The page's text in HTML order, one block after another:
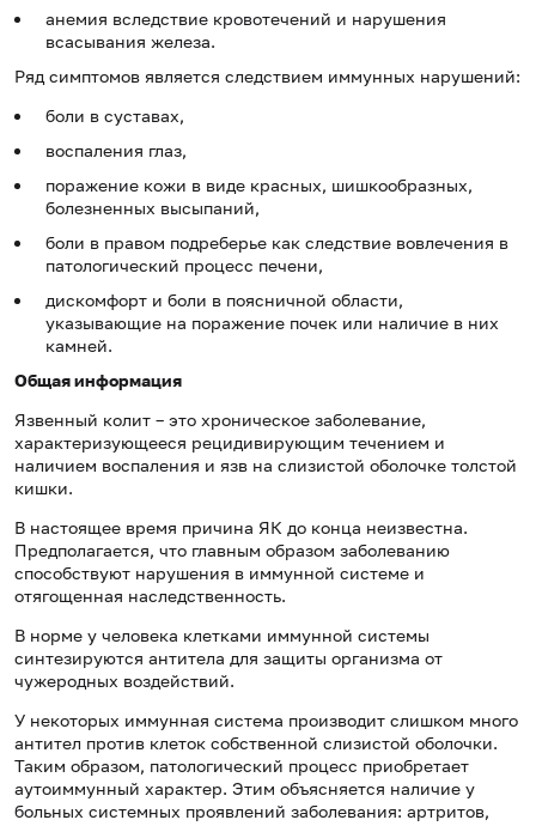
анемия вследствие кровотечений и нарушения
всасывания железа.
Ряд симптомов является следствием иммунных нарушений:
боли в суставах,
воспаления глаз,
поражение кожи в виде красных, шишкообразных,
болезненных высыпаний,
боли в правом подреберье как следствие вовлечения в
патологический процесс печени,
дискомфорт и боли в поясничной области,
указывающие на поражение почек или наличие в них
камней.
Общая информация
Язвенный колит – это хроническое заболевание,
характеризующееся рецидивирующим течением и
наличием воспаления и язв на слизистой оболочке толстой
кишки.
В настоящее время причина ЯК до конца неизвестна.
Предполагается, что главным образом заболеванию
способствуют нарушения в иммунной системе и
отягощенная наследственность.
В норме у человека клетками иммунной системы
синтезируются антитела для защиты организма от
чужеродных воздействий.
У некоторых иммунная система производит слишком много
антител против клеток собственной слизистой оболочки.
Таким образом, патологический процесс приобретает
аутоиммунный характер. Этим объясняется наличие у
больных системных проявлений заболевания: артритов,